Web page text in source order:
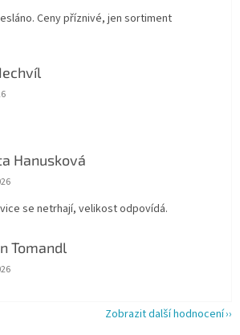
Ceny příznivé, jen sortiment
obchodu je 5 z 5 hvězdiček.
Hanusková
obchodu je 5 z 5 hvězdiček.
se netrhají, velikost odpovídá.
Tomandl
obchodu je 5 z 5 hvězdiček.
Zobrazit další hodnocení